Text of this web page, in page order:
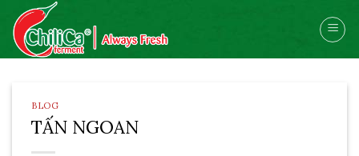
Skip
content
BLOG
TẤN NGOAN